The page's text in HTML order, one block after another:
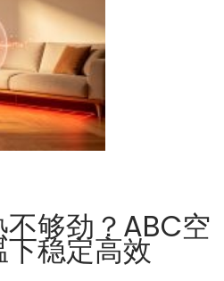
够劲？ABC空
稳定高效